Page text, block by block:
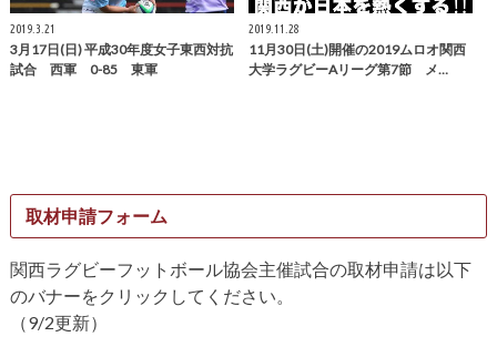
2019.3.21
3月17日(日) 平成30年度女子東西対抗
試合 西軍 0-85 東軍
2019.11.28
11月30日(土)開催の2019ムロオ関西
大学ラグビーAリーグ第7節 メ…
取材申請フォーム
関西ラグビーフットボール協会主催試合の取材申請は以下
のバナーをクリックしてください。
（9/2更新）